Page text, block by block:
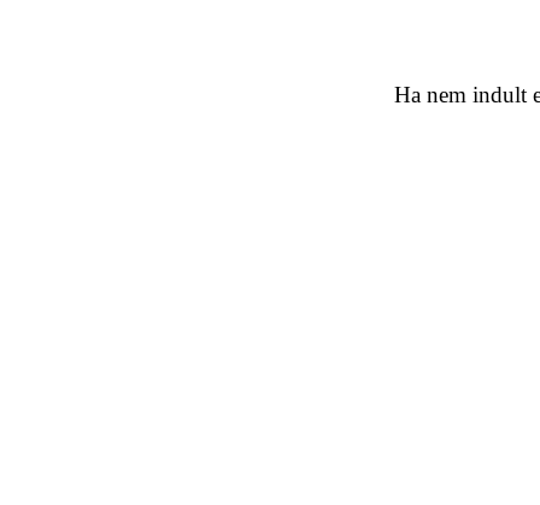
Ha nem indult